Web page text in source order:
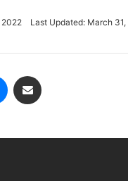
2022 Last Updated: March